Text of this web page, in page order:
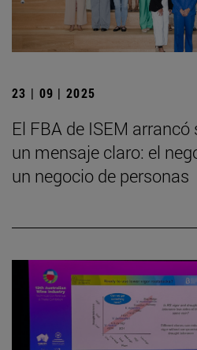
23 | 09 | 2025
El FBA de ISEM
un mensaje claro: el
un negocio de personas